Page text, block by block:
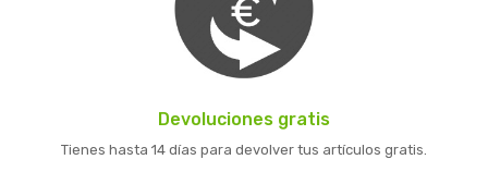
Devoluciones gratis
Tienes hasta 14 días para devolver tus artículos gratis.